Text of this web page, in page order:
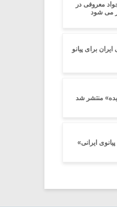
معروفی در
می شود
برای پیانو
منتشر شد
ایرانی»